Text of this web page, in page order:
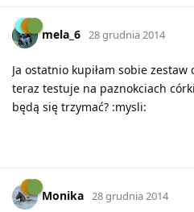
mela_6 28 grudnia 2014
Ja ostatnio kupiłam sobie
teraz testuje na paznokciach
będą się trzymać? :mysli:
Monika 28 grudnia 2014